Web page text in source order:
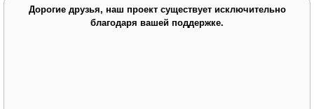
Дорогие друзья, наш проект существует исключительно
благодаря вашей поддержке.